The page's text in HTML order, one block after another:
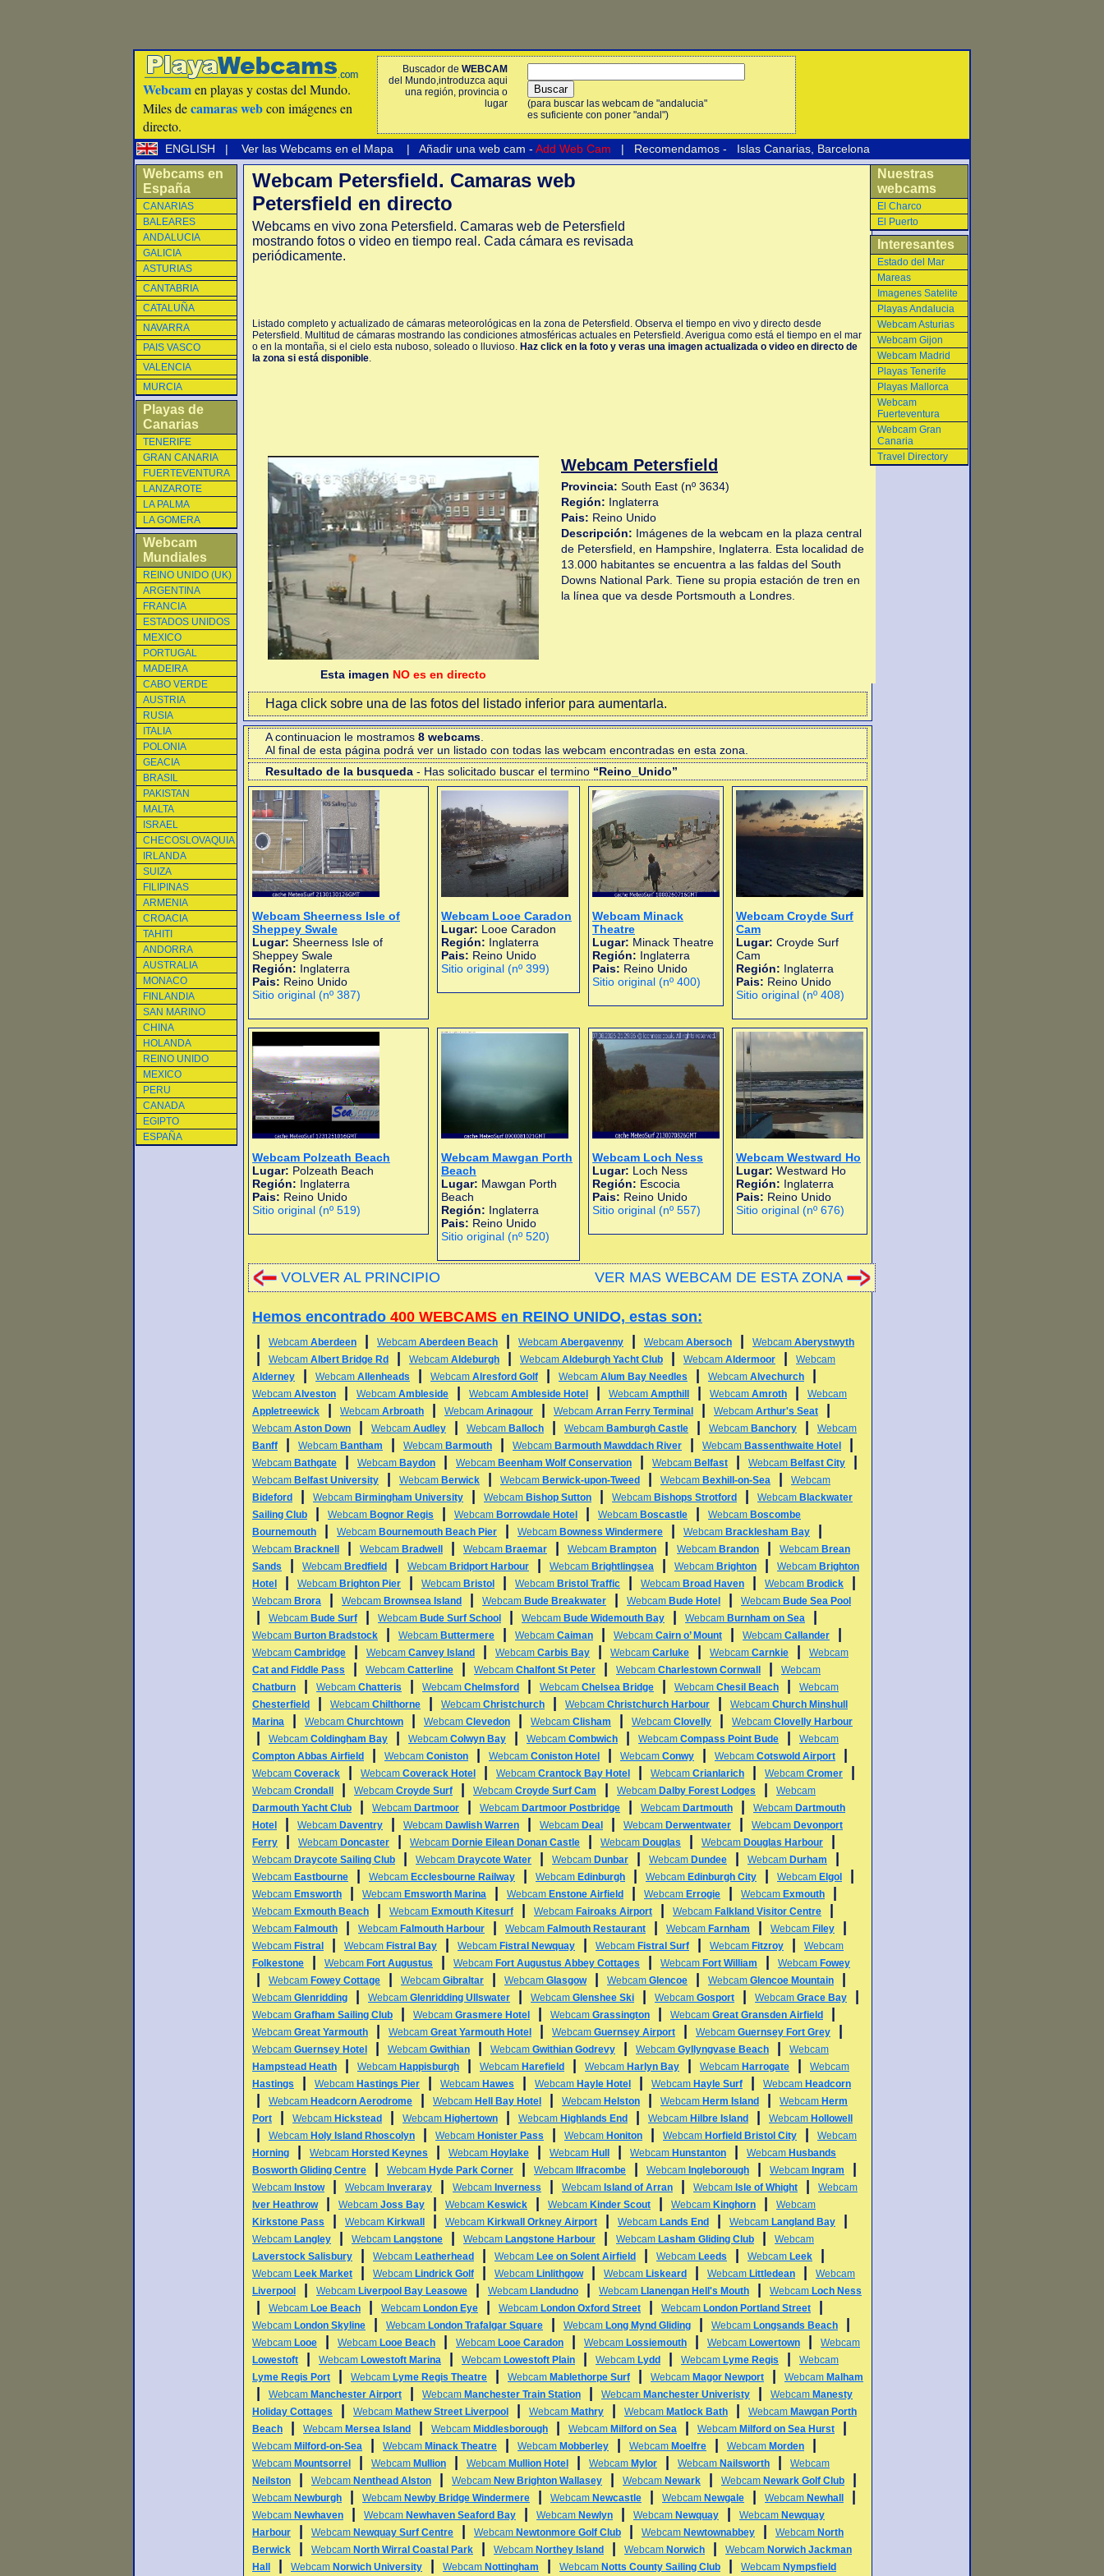
Webcamen playas y costas del Mundo.
Miles decamaras webcon imágenes en
directo.
Buscador de WEBCAM
del Mundo,introduzca aqui
una región, provincia o
lugar
(para buscar las webcam de "andalucia"
es suficiente con poner "andal")
ENGLISH | Ver las Webcams en el Mapa | Añadir una web cam - Add Web Cam | Recomendamos - Islas Canarias Barcelona
Webcams en
España
CANARIAS
BALEARES
ANDALUCIA
GALICIA
ASTURIAS
CANTABRIA
CATALUÑA
NAVARRA
PAIS VASCO
VALENCIA
MURCIA
Playas de
Canarias
TENERIFE
GRAN CANARIA
FUERTEVENTURA
LANZAROTE
LA PALMA
LA GOMERA
Webcam
Mundiales
REINO UNIDO (UK)
ARGENTINA
FRANCIA
ESTADOS UNIDOS
MEXICO
PORTUGAL
MADEIRA
CABO VERDE
AUSTRIA
RUSIA
ITALIA
POLONIA
GEACIA
BRASIL
PAKISTAN
MALTA
ISRAEL
CHECOSLOVAQUIA
IRLANDA
SUIZA
FILIPINAS
ARMENIA
CROACIA
TAHITI
ANDORRA
AUSTRALIA
MONACO
FINLANDIA
SAN MARINO
CHINA
HOLANDA
REINO UNIDO
MEXICO
PERU
CANADA
EGIPTO
ESPAÑA
Webcam Petersfield. Camaras web
Petersfield en directo
Webcams en vivo zona Petersfield. Camaras web de Petersfield
mostrando fotos o video en tiempo real. Cada cámara es revisada
periódicamente.
Listado completo y actualizado de cámaras meteorológicas en la zona de Petersfield. Observa el tiempo en vivo y directo desde
Petersfield. Multitud de cámaras mostrando las condiciones atmosféricas actuales en Petersfield. Averigua como está el tiempo en el mar
o en la montaña, si el cielo esta nuboso, soleado o lluvioso. Haz click en la foto y veras una imagen actualizada o video en directo de
la zona si está disponible.
Esta imagen NO es en directo
Webcam Petersfield
Provincia: South East (nº 3634)
Región: Inglaterra
Pais: Reino Unido
Descripción: Imágenes de la webcam en la plaza central
de Petersfield, en Hampshire, Inglaterra. Esta localidad de
13.000 habitantes se encuentra a las faldas del South
Downs National Park. Tiene su propia estación de tren en
la línea que va desde Portsmouth a Londres.
Haga click sobre una de las fotos del listado inferior para aumentarla.
A continuacion le mostramos 8 webcams
Al final de esta página podrá ver un listado con todas las webcam encontradas en esta zona.
Resultado de la busqueda - Has solicitado buscar el termino “Reino_Unido”
Webcam Sheerness Isle of
Sheppey Swale
Lugar: Sheerness Isle of
Sheppey Swale
Región: Inglaterra
Pais: Reino Unido
Sitio original (nº 387)
Webcam Looe Caradon
Lugar: Looe Caradon
Región: Inglaterra
Pais: Reino Unido
Sitio original (nº 399)
Webcam Minack
Theatre
Lugar: Minack Theatre
Región: Inglaterra
Pais: Reino Unido
Sitio original (nº 400)
Webcam Croyde Surf
Cam
Lugar: Croyde Surf
Cam
Región: Inglaterra
Pais: Reino Unido
Sitio original (nº 408)
Webcam Polzeath Beach
Lugar: Polzeath Beach
Región: Inglaterra
Pais: Reino Unido
Sitio original (nº 519)
Webcam Mawgan Porth
Beach
Lugar: Mawgan Porth
Beach
Región: Inglaterra
Pais: Reino Unido
Sitio original (nº 520)
Webcam Loch Ness
Lugar: Loch Ness
Región: Escocia
Pais: Reino Unido
Sitio original (nº 557)
Webcam Westward Ho
Lugar: Westward Ho
Región: Inglaterra
Pais: Reino Unido
Sitio original (nº 676)
VOLVER AL PRINCIPIO VER MAS WEBCAM DE ESTA ZONA
Hemos encontrado 400 WEBCAMS en REINO UNIDO, estas son:
Webcam Aberdeen Webcam Aberdeen Beach Webcam Abergavenny Webcam Abersoch Webcam Aberystwyth
Webcam Albert Bridge Rd Webcam Aldeburgh Webcam Aldeburgh Yacht Club Webcam Aldermoor
Webcam
Alderney
Webcam Allenheads Webcam Alresford Golf Webcam Alum Bay Needles Webcam Alvechurch
Webcam Alveston Webcam Ambleside Webcam Ambleside Hotel Webcam Ampthill Webcam Amroth
Webcam
Appletreewick
Webcam Arbroath Webcam Arinagour Webcam Arran Ferry Terminal Webcam Arthur's Seat
Webcam Aston Down Webcam Audley Webcam Balloch Webcam Bamburgh Castle Webcam Banchory
Webcam
Banff
Webcam Bantham Webcam Barmouth Webcam Barmouth Mawddach River Webcam Bassenthwaite Hotel
Webcam Bathgate Webcam Baydon Webcam Beenham Wolf Conservation Webcam Belfast Webcam Belfast City
Webcam Belfast University Webcam Berwick Webcam Berwick-upon-Tweed Webcam Bexhill-on-Sea
Webcam
Bideford
Webcam Birmingham University Webcam Bishop Sutton Webcam Bishops Strotford Webcam Blackwater
Sailing Club
Webcam Bognor Regis Webcam Borrowdale Hotel Webcam Boscastle Webcam Boscombe
Bournemouth
Webcam Bournemouth Beach Pier Webcam Bowness Windermere Webcam Bracklesham Bay
Webcam Bracknell Webcam Bradwell Webcam Braemar Webcam Brampton Webcam Brandon Webcam Brean
Sands
Webcam Bredfield Webcam Bridport Harbour Webcam Brightlingsea Webcam Brighton Webcam Brighton
Hotel
Webcam Brighton Pier Webcam Bristol Webcam Bristol Traffic Webcam Broad Haven Webcam Brodick
Webcam Brora Webcam Brownsea Island Webcam Bude Breakwater Webcam Bude Hotel Webcam Bude Sea Pool
Webcam Bude Surf Webcam Bude Surf School Webcam Bude Widemouth Bay Webcam Burnham on Sea
Webcam Burton Bradstock Webcam Buttermere Webcam Caiman Webcam Cairn o’ Mount Webcam Callander
Webcam Cambridge Webcam Canvey Island Webcam Carbis Bay Webcam Carluke Webcam Carnkie
Webcam
Cat and Fiddle Pass
Webcam Catterline Webcam Chalfont St Peter Webcam Charlestown Cornwall
Webcam
Chatburn
Webcam Chatteris Webcam Chelmsford Webcam Chelsea Bridge Webcam Chesil Beach
Webcam
Chesterfield
Webcam Chilthorne Webcam Christchurch Webcam Christchurch Harbour Webcam Church Minshull
Marina
Webcam Churchtown Webcam Clevedon Webcam Clisham Webcam Clovelly Webcam Clovelly Harbour
Webcam Coldingham Bay Webcam Colwyn Bay Webcam Combwich Webcam Compass Point Bude
Webcam
Compton Abbas Airfield
Webcam Coniston Webcam Coniston Hotel Webcam Conwy Webcam Cotswold Airport
Webcam Coverack Webcam Coverack Hotel Webcam Crantock Bay Hotel Webcam Crianlarich Webcam Cromer
Webcam Crondall Webcam Croyde Surf Webcam Croyde Surf Cam Webcam Dalby Forest Lodges
Webcam
Darmouth Yacht Club
Webcam Dartmoor Webcam Dartmoor Postbridge Webcam Dartmouth Webcam Dartmouth
Hotel
Webcam Daventry Webcam Dawlish Warren Webcam Deal Webcam Derwentwater Webcam Devonport
Ferry
Webcam Doncaster Webcam Dornie Eilean Donan Castle Webcam Douglas Webcam Douglas Harbour
Webcam Draycote Sailing Club Webcam Draycote Water Webcam Dunbar Webcam Dundee Webcam Durham
Webcam Eastbourne Webcam Ecclesbourne Railway Webcam Edinburgh Webcam Edinburgh City Webcam Elgol
Webcam Emsworth Webcam Emsworth Marina Webcam Enstone Airfield Webcam Errogie Webcam Exmouth
Webcam Exmouth Beach Webcam Exmouth Kitesurf Webcam Fairoaks Airport Webcam Falkland Visitor Centre
Webcam Falmouth Webcam Falmouth Harbour Webcam Falmouth Restaurant Webcam Farnham Webcam Filey
Webcam Fistral Webcam Fistral Bay Webcam Fistral Newquay Webcam Fistral Surf Webcam Fitzroy
Webcam
Folkestone
Webcam Fort Augustus Webcam Fort Augustus Abbey Cottages Webcam Fort William Webcam Fowey
Webcam Fowey Cottage Webcam Gibraltar Webcam Glasgow Webcam Glencoe Webcam Glencoe Mountain
Webcam Glenridding Webcam Glenridding Ullswater Webcam Glenshee Ski Webcam Gosport Webcam Grace Bay
Webcam Grafham Sailing Club Webcam Grasmere Hotel Webcam Grassington Webcam Great Gransden Airfield
Webcam Great Yarmouth Webcam Great Yarmouth Hotel Webcam Guernsey Airport Webcam Guernsey Fort Grey
Webcam Guernsey Hotel Webcam Gwithian Webcam Gwithian Godrevy Webcam Gyllyngvase Beach
Webcam
Hampstead Heath
Webcam Happisburgh Webcam Harefield Webcam Harlyn Bay Webcam Harrogate
Webcam
Hastings
Webcam Hastings Pier Webcam Hawes Webcam Hayle Hotel Webcam Hayle Surf Webcam Headcorn
Webcam Headcorn Aerodrome Webcam Hell Bay Hotel Webcam Helston Webcam Herm Island Webcam Herm
Port
Webcam Hickstead Webcam Highertown Webcam Highlands End Webcam Hilbre Island Webcam Hollowell
Webcam Holy Island Rhoscolyn Webcam Honister Pass Webcam Honiton Webcam Horfield Bristol City
Webcam
Horning
Webcam Horsted Keynes Webcam Hoylake Webcam Hull Webcam Hunstanton Webcam Husbands
Bosworth Gliding Centre
Webcam Hyde Park Corner Webcam Ilfracombe Webcam Ingleborough Webcam Ingram
Webcam Instow Webcam Inveraray Webcam Inverness Webcam Island of Arran Webcam Isle of Whight
Webcam
Iver Heathrow
Webcam Joss Bay Webcam Keswick Webcam Kinder Scout Webcam Kinghorn
Webcam
Kirkstone Pass
Webcam Kirkwall Webcam Kirkwall Orkney Airport Webcam Lands End Webcam Langland Bay
Webcam Langley Webcam Langstone Webcam Langstone Harbour Webcam Lasham Gliding Club
Webcam
Laverstock Salisbury
Webcam Leatherhead Webcam Lee on Solent Airfield Webcam Leeds Webcam Leek
Webcam Leek Market Webcam Lindrick Golf Webcam Linlithgow Webcam Liskeard Webcam Littledean
Webcam
Liverpool
Webcam Liverpool Bay Leasowe Webcam Llandudno Webcam Llanengan Hell's Mouth Webcam Loch Ness
Webcam Loe Beach Webcam London Eye Webcam London Oxford Street Webcam London Portland Street
Webcam London Skyline Webcam London Trafalgar Square Webcam Long Mynd Gliding Webcam Longsands Beach
Webcam Looe Webcam Looe Beach Webcam Looe Caradon Webcam Lossiemouth Webcam Lowertown
Webcam
Lowestoft
Webcam Lowestoft Marina Webcam Lowestoft Plain Webcam Lydd Webcam Lyme Regis
Webcam
Lyme Regis Port
Webcam Lyme Regis Theatre Webcam Mablethorpe Surf Webcam Magor Newport Webcam Malham
Webcam Manchester Airport Webcam Manchester Train Station Webcam Manchester Univeristy Webcam Manesty
Holiday Cottages
Webcam Mathew Street Liverpool Webcam Mathry Webcam Matlock Bath Webcam Mawgan Porth
Beach
Webcam Mersea Island Webcam Middlesborough Webcam Milford on Sea Webcam Milford on Sea Hurst
Webcam Milford-on-Sea Webcam Minack Theatre Webcam Mobberley Webcam Moelfre Webcam Morden
Webcam Mountsorrel Webcam Mullion Webcam Mullion Hotel Webcam Mylor Webcam Nailsworth
Webcam
Neilston
Webcam Nenthead Alston Webcam New Brighton Wallasey Webcam Newark Webcam Newark Golf Club
Webcam Newburgh Webcam Newby Bridge Windermere Webcam Newcastle Webcam Newgale Webcam Newhall
Webcam Newhaven Webcam Newhaven Seaford Bay Webcam Newlyn Webcam Newquay Webcam Newquay
Harbour
Webcam Newquay Surf Centre Webcam Newtonmore Golf Club Webcam Newtownabbey Webcam North
Berwick
Webcam North Wirral Coastal Park Webcam Northey Island Webcam Norwich Webcam Norwich Jackman
Hall
Webcam Norwich University Webcam Nottingham Webcam Notts County Sailing Club Webcam Nympsfield
Nuestras
webcams
El Charco
El Puerto
Interesantes
Estado del Mar
Mareas
Imagenes Satelite
Playas Andalucia
Webcam Asturias
Webcam Gijon
Webcam Madrid
Playas Tenerife
Playas Mallorca
Webcam
Fuerteventura
Webcam Gran
Canaria
Travel Directory